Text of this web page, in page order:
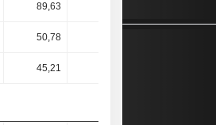
89,63
50,78
45,21